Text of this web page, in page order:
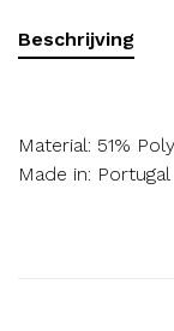
Beschrijving
Material: 51%
Made in: Portugal